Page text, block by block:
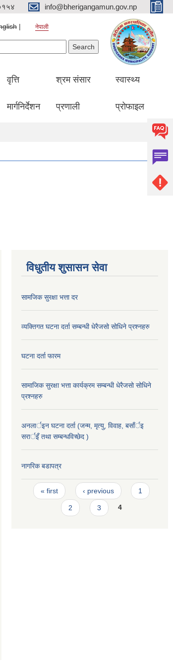
info@bherigangamun.gov.np
नेपाली
वृत्ति
मार्गनिर्देशन
श्रम संसार
प्रणाली
स्वास्थ्य
प्रोफाइल
विधुतीय शुसासन सेवा
सामजिक सुरक्षा भत्ता दर
व्यक्तिगत घटना दर्ता सम्बन्धी धेरैजसो सोधिने प्रश्नहरु
घटना दर्ता फारम
सामाजिक सुरक्षा भत्ता कार्यक्रम सम्बन्धी धेरैजसो सोधिने
प्रश्नहरु
अनलार्इन घटना दर्ता (जन्म, मृत्यु, विवाह, बसाँर्इ
सरार्इँ तथा सम्बन्धविच्छेद )
नागरिक बडापत्र
Pages
« first ‹ previous 1
2 3 4